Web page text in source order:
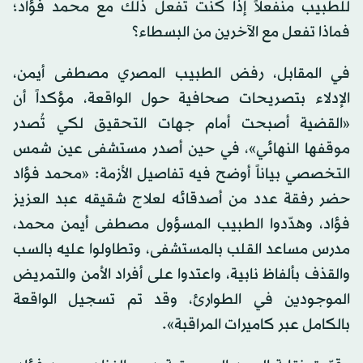
للطبيب منفعلاً إذا كنت تفعل ذلك مع محمد فؤاد؛
فماذا تفعل مع الآخرين من البسطاء؟
في المقابل، رفض الطبيب المصري مصطفى أيمن،
الإدلاء بتصريحات صحافية حول الواقعة، مؤكداً أن
«القضية أصبحت أمام جهات التحقيق لكي تُصدر
موقفها النهائي»، في حين أصدر مستشفى عين شمس
التخصصي بياناً أوضح فيه تفاصيل الأزمة: «محمد فؤاد
حضر رفقة عدد من أصدقائه لعلاج شقيقه عبد العزيز
فؤاد، وهدّدوا الطبيب المسؤول مصطفى أيمن محمد،
مدرس مساعد القلب بالمستشفى، وتطاولوا عليه بالسب
والقذف بألفاظ نابية، واعتدوا على أفراد الأمن والتمريض
الموجودين في الطوارئ، وقد تم تسجيل الواقعة
بالكامل عبر كاميرات المراقبة».